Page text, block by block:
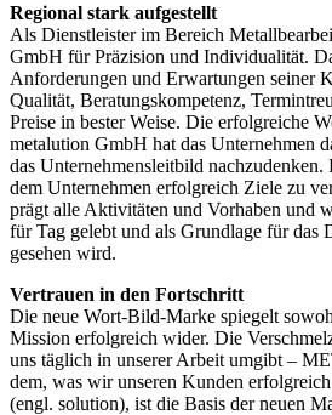
Regional stark aufgestellt
Als Dienstleister im Bereich
GmbH für Präzision und Individualität.
Anforderungen und Erwartungen seiner
Qualität, Beratungskompetenz,
Preise in bester Weise. Die erfolgreiche
metalution GmbH hat das Unternehmen
das Unternehmensleitbild nachzudenken.
dem Unternehmen erfolgreich Ziele zu
prägt alle Aktivitäten und Vorhaben und
für Tag gelebt und als Grundlage für das
gesehen wird.
Vertrauen in den Fortschritt
Die neue Wort-Bild-Marke spiegelt
Mission erfolgreich wider. Die
uns täglich in unserer Arbeit umgibt –
dem, was wir unseren Kunden
(engl. solution), ist die Basis der neuen